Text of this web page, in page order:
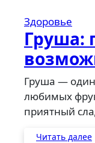
Здоровье
Груша:
Груша — один из самых доступных и
любимых
приятный
Читать далее